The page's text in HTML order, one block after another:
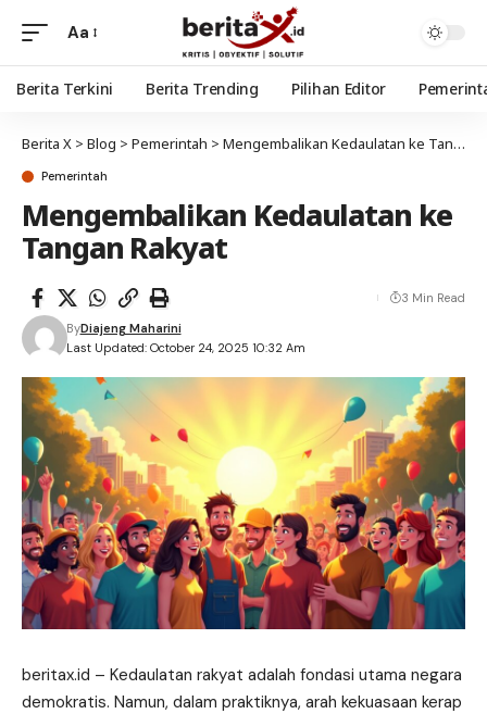
Aa
Berita Terkini Berita Trending Pilihan Editor
Berita X > Blog > Pemerintah > Mengembalikan Kedaulatan ke Tangan Rakyat
Pemerintah
Mengembalikan Kedaulatan ke
Tangan Rakyat
Last Updated: October 24, 2025 10:32 Am
ByDiajeng Maharini
3 Min Read
beritax.id – Kedaulatan rakyat adalah fondasi utama negara
demokratis. Namun, dalam praktiknya, arah kekuasaan kerap